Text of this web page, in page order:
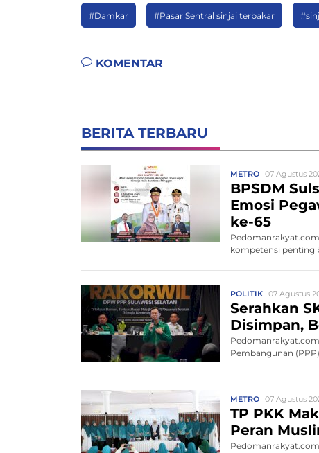
#Damkar #Pasar Sentral sinjai terbakar
KOMENTAR
BERITA TERBARU
METRO 07 Agustus
BPSDM
Emosi
ke-65
kompetensi penting
POLITIK 07 Agustus
Serahkan
Disimpan,
Pembangunan
METRO 07 Agustus
TP PKK
Peran